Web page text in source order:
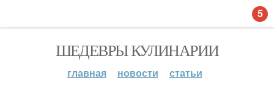
ШЕДЕВРЫ КУЛИНАРИИ
главная новости статьи
5